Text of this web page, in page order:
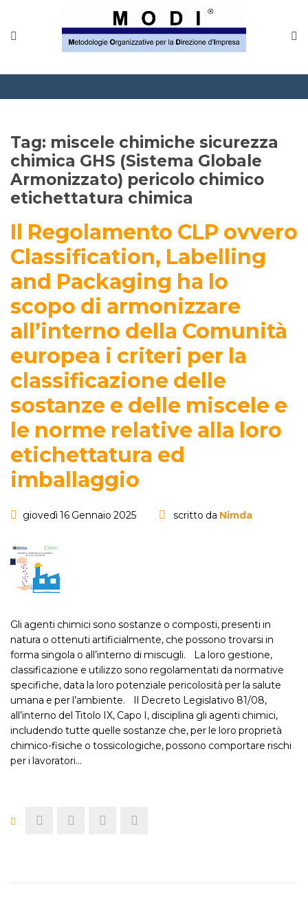
Corsi
CONTATTACI
Questionario
Blog e info
FAQ
Tag: miscele chimiche sicurezza
chimica GHS (Sistema Globale
Armonizzato) pericolo chimico
etichettatura chimica
Il Regolamento CLP ovvero
Classification, Labelling
and Packaging ha lo
scopo di armonizzare
all’interno della Comunità
europea i criteri per la
classificazione delle
sostanze e delle miscele e
le norme relative alla loro
etichettatura ed
imballaggio
giovedì 16 Gennaio 2025 scritto da Nimda
Gli agenti chimici sono sostanze o composti, presenti in
natura o ottenuti artificialmente, che possono trovarsi in
forma singola o all’interno di miscugli. La loro gestione,
classificazione e utilizzo sono regolamentati da normative
specifiche, data la loro potenziale pericolosità per la salute
umana e per l’ambiente. Il Decreto Legislativo 81/08,
all’interno del Titolo IX, Capo I, disciplina gli agenti chimici,
includendo tutte quelle sostanze che, per le loro proprietà
chimico-fisiche o tossicologiche, possono comportare rischi
per i lavoratori…